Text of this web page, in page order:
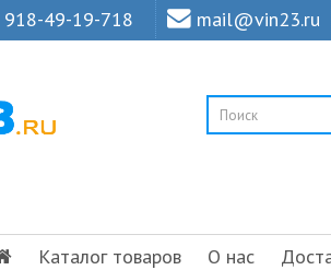
918-49-19-718 mail@vin23.ru
Каталог товаров О нас